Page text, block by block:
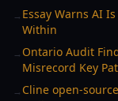
→ Essay Warns AI
Within
→ Ontario Audit
Misrecord Key
→ Cline open-